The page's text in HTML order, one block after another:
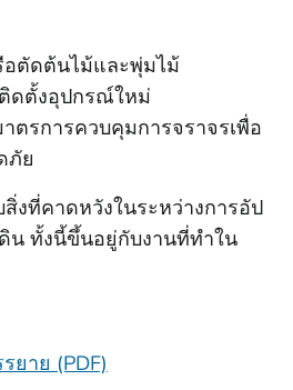
อตัดต้นไม้และพุ่มไม้
ดตั้งอุปกรณ์ใหม่
ตรการควบคุมการจราจรเพื่อ
ภัย
สิ่งที่คาดหวังในระหว่างการอัป
น ทั้งนี้ขึ้นอยู่กับงานที่ทําใน
ยาย (PDF)